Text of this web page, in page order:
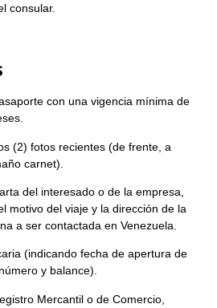
consular.
con una vigencia mínima de
(2) fotos recientes (de frente, a
carnet).
del interesado o de la empresa,
motivo del viaje y la dirección de la
a ser contactada en Venezuela.
(indicando fecha de apertura de
y balance).
Mercantil o de Comercio,